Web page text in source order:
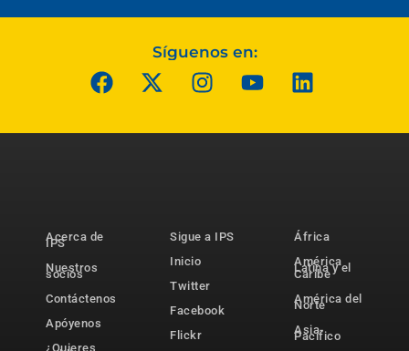
Síguenos en:
Acerca de
IPS
Nuestros
socios
Contáctenos
Apóyenos
¿Quieres
Sigue a IPS
Inicio
Twitter
Facebook
Flickr
África
América
Latina y el
Caribe
América del
Norte
Asia-
Pacífico